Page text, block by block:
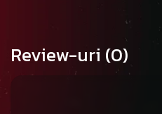
Review-uri (0)